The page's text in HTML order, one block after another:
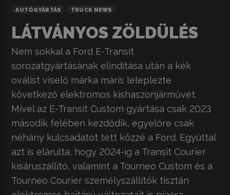
AUTÓGYÁRTÁS TRUCK NEWS
LÁTVÁNYOS ZÖLDÜLÉS
Nem sokkal a Ford E-Transit
sorozatgyártásának elindítása után a kék
oválist viselő márka máris leleplezte
következő elektromos kishaszonjárművét.
Mivel az E-Transit Custom gyártása csak 2023
második felében kezdődik, egyelőre csak
néhány kulcsadatot tett közzé a Ford. Egyúttal
azt is elárulta, hogy 2024-ig a Transit Courier
kisáruszállító, valamint a Tourneo Custom és a
Tourneo Courier személyszállítók tisztán